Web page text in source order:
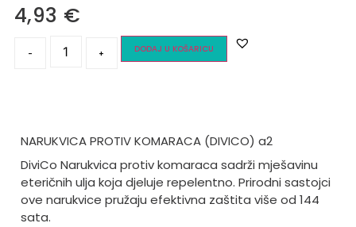
4,93 €
- + DODAJ U KOŠARICU
NARUKVICA PROTIV KOMARACA (DIVICO) a2
DiviCo Narukvica protiv komaraca sadrži mješavinu
eteričnih ulja koja djeluje repelentno. Prirodni sastojci
ove narukvice pružaju efektivna zaštita više od 144
sata.